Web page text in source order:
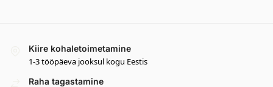
Kiire kohaletoimetamine
1-3 tööpäeva jooksul kogu Eestis
Raha tagastamine